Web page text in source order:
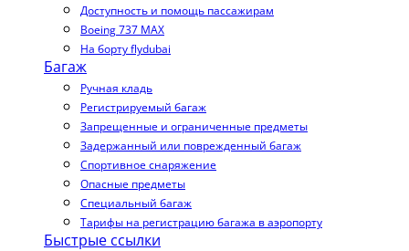
Доступность и помощь пассажирам
Boeing 737 MAX
На борту flydubai
Багаж
Ручная кладь
Регистрируемый багаж
Запрещенные и ограниченные предметы
Задержанный или поврежденный багаж
Спортивное снаряжение
Опасные предметы
Специальный багаж
Тарифы на регистрацию багажа в аэропорту
Быстрые ссылки